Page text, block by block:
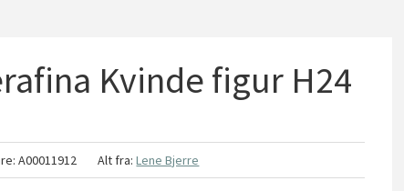
Kvinde figur H24
A00011912 Alt fra:Lene Bjerre